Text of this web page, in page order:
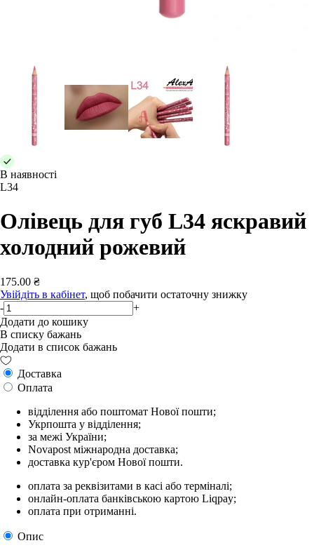
В наявності
L34
Олівець для губ L34 яскравий
холодний рожевий
175.00 ₴
Увійдіть в кабінет, щоб побачити остаточну знижку
-
+
Додати до кошику
В списку бажань
Додати в список бажань
Доставка
Оплата
відділення або поштомат Нової пошти;
Укрпошта у відділення;
за межі України;
Novapost міжнародна доставка;
доставка кур'єром Нової пошти.
оплата за реквізитами в касі або терміналі;
онлайн-оплата банківською картою Liqpay;
оплата при отриманні.
Опис